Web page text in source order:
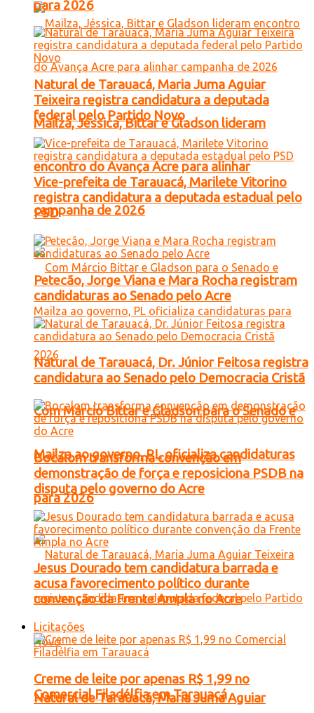
Mailza, Jéssica, Bittar e Gladson lideram
encontro do Avança Acre para alinhar
campanha de 2026
Com Márcio Bittar e Gladson para o Senado e
Mailza ao governo, PL oficializa candidaturas
para 2026
Natural de Tarauacá, Maria Juma Aguiar
para 2026
Natural de Tarauacá, Maria Juma Aguiar
Teixeira registra candidatura a deputada
federal pelo Partido Novo
Vice-prefeita de Tarauacá, Marilete Vitorino
registra candidatura a deputada estadual pelo
PSD
Petecão, Jorge Viana e Mara Rocha registram
candidaturas ao Senado pelo Acre
Natural de Tarauacá, Dr. Júnior Feitosa registra
candidatura ao Senado pelo Democracia Cristã
Bocalom transforma convenção em
demonstração de força e reposiciona PSDB na
disputa pelo governo do Acre
Jesus Dourado tem candidatura barrada e
acusa favorecimento político durante
convenção da Frente Ampla no Acre
Licitações
Creme de leite por apenas R$ 1,99 no
Comercial Filadélfia em Tarauacá